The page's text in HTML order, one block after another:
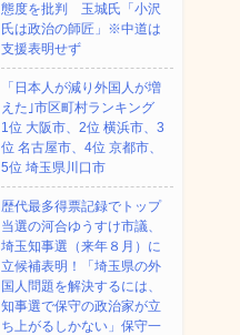
態度を批判 玉城氏「小沢
氏は政治の師匠」※中道は
支援表明せず
「日本人が減り外国人が増
えた｣市区町村ランキング
1位 大阪市、2位 横浜市、3
位 名古屋市、4位 京都市、
5位 埼玉県川口市
歴代最多得票記録でトップ
当選の河合ゆうすけ市議、
埼玉知事選（来年８月）に
立候補表明！「埼玉県の外
国人問題を解決するには、
知事選で保守の政治家が立
ち上がるしかない」保守一